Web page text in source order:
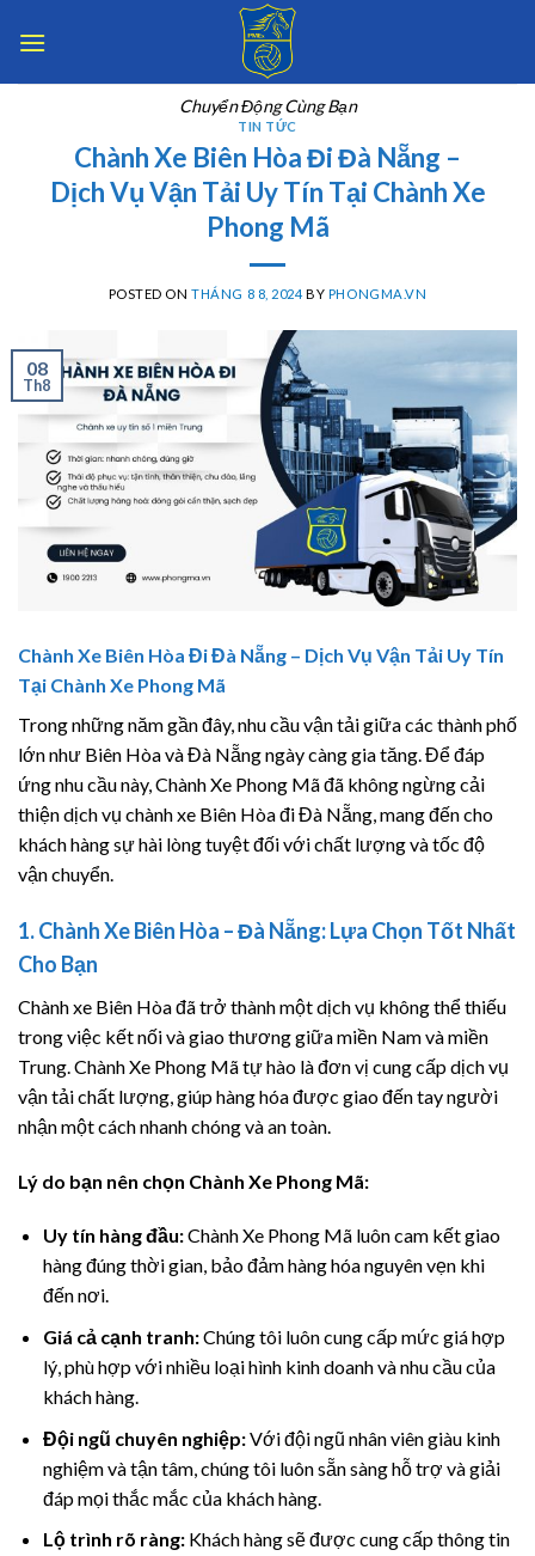
Chuyển Động Cùng Bạn
TIN TỨC
Chành Xe Biên Hòa Đi Đà Nẵng –
Dịch Vụ Vận Tải Uy Tín Tại Chành Xe
Phong Mã
POSTED ONTHÁNG 8 8, 2024BY PHONGMA.VN
08
Th8
Chành Xe Biên Hòa Đi Đà Nẵng – Dịch Vụ Vận Tải Uy Tín
Tại Chành Xe Phong Mã
Trong những năm gần đây, nhu cầu vận tải giữa các thành phố
lớn như Biên Hòa và Đà Nẵng ngày càng gia tăng. Để đáp
ứng nhu cầu này, Chành Xe Phong Mã đã không ngừng cải
thiện dịch vụ chành xe Biên Hòa đi Đà Nẵng, mang đến cho
khách hàng sự hài lòng tuyệt đối với chất lượng và tốc độ
vận chuyển.
1. Chành Xe Biên Hòa – Đà Nẵng: Lựa Chọn Tốt Nhất
Cho Bạn
Chành xe Biên Hòa đã trở thành một dịch vụ không thể thiếu
trong việc kết nối và giao thương giữa miền Nam và miền
Trung. Chành Xe Phong Mã tự hào là đơn vị cung cấp dịch vụ
vận tải chất lượng, giúp hàng hóa được giao đến tay người
nhận một cách nhanh chóng và an toàn.
Lý do bạn nên chọn Chành Xe Phong Mã:
Uy tín hàng đầu:Chành Xe Phong Mã luôn cam kết giao
hàng đúng thời gian, bảo đảm hàng hóa nguyên vẹn khi
đến nơi.
Giá cả cạnh tranh:Chúng tôi luôn cung cấp mức giá hợp
lý, phù hợp với nhiều loại hình kinh doanh và nhu cầu của
khách hàng.
Đội ngũ chuyên nghiệp:Với đội ngũ nhân viên giàu kinh
nghiệm và tận tâm, chúng tôi luôn sẵn sàng hỗ trợ và giải
đáp mọi thắc mắc của khách hàng.
Lộ trình rõ ràng:Khách hàng sẽ được cung cấp thông tin